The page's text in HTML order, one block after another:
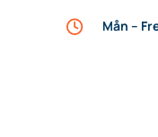
Mån –